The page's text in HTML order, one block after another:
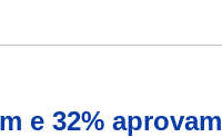
e 32% aprovam